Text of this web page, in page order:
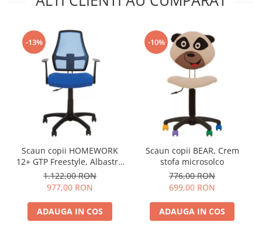
-13%
Scaun copii HOMEWORK
12+ GTP Freestyle, Albastru
safir stofa zesta
1.122,00 RON
977,00 RON
ADAUGA IN COS
-10%
Scaun copii BEAR, Crem
stofa microsolco
776,00 RON
699,00 RON
ADAUGA IN COS